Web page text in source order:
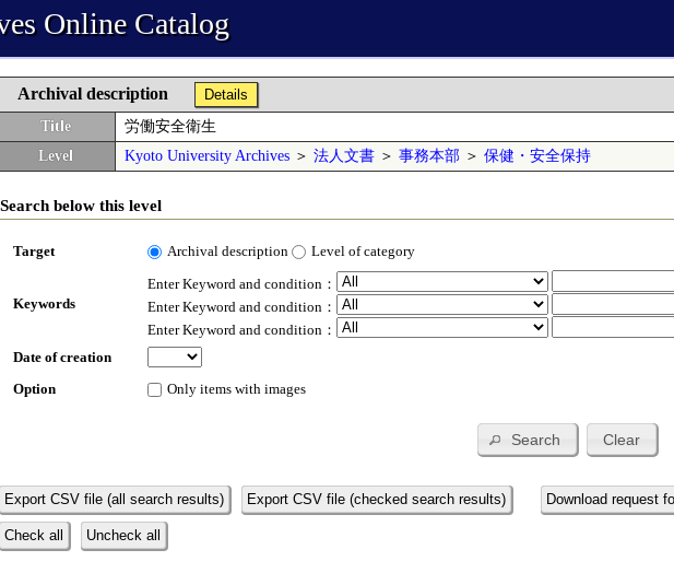
Online Catalog
Archival description
Details
Title
労働安全衛生
Level
Kyoto University Archives ＞ 法人文書 ＞ 事務本部 ＞ 保健・安全保持
Search below this level
Target Archival description Level of category
Keywords
Enter Keyword and condition：
Enter Keyword and condition：
Enter Keyword and condition：
Date of creation
Option
Only items with images
Search Clear
Export CSV file (all search results) Export CSV file (checked search results) Download request
Check all
Uncheck all